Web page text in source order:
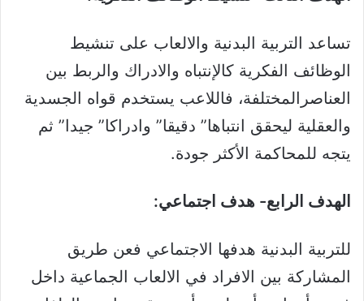
تساعد التربية البدنية والالعاب على تنشيط
الوظائف الفكرية كالإنتباه والادراك والربط بين
العناصرالمختلفة، فاللاعب يستخدم قواه الجسدية
والعقلية ليحقق انتباها” دقيقا” وادراكا” جيدا” ثم
يتجه للمحاكمة الأكثر جودة.
الهدف الرابع- هدف اجتماعي:
للتربية البدنية هدفها الاجتماعي فعن طريق
المشاركة بين الافراد في الالعاب الجماعية داخل